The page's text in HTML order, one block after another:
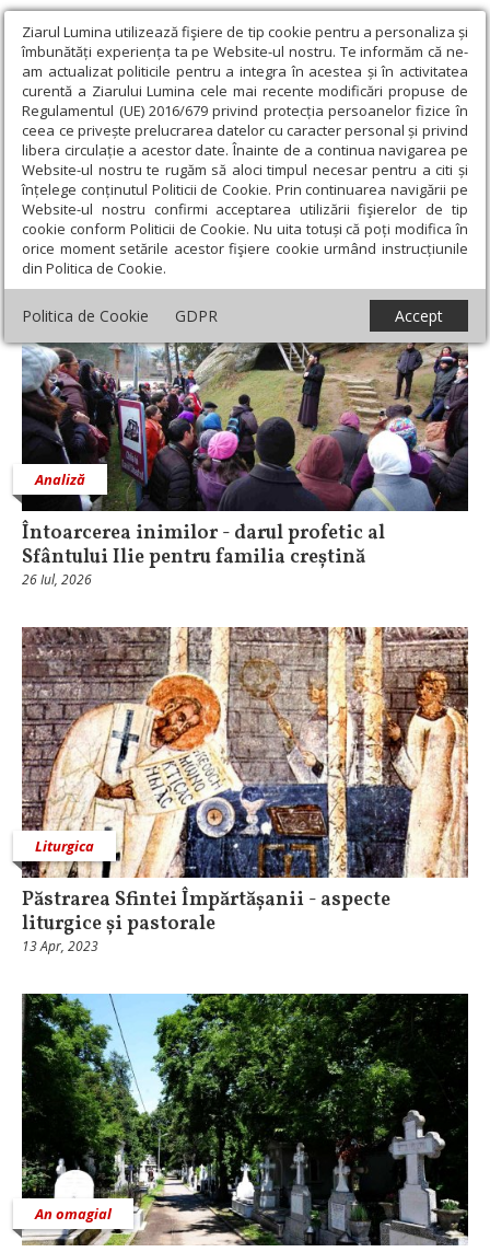
Ziarul Lumina utilizează fişiere de tip cookie pentru a personaliza și
îmbunătăți experiența ta pe Website-ul nostru. Te informăm că ne-
am actualizat politicile pentru a integra în acestea și în activitatea
curentă a Ziarului Lumina cele mai recente modificări propuse de
Regulamentul (UE) 2016/679 privind protecția persoanelor fizice în
ceea ce privește prelucrarea datelor cu caracter personal și privind
libera circulație a acestor date. Înainte de a continua navigarea pe
Website-ul nostru te rugăm să aloci timpul necesar pentru a citi și
înțelege conținutul Politicii de Cookie. Prin continuarea navigării pe
Website-ul nostru confirmi acceptarea utilizării fişierelor de tip
cookie conform Politicii de Cookie. Nu uita totuși că poți modifica în
orice moment setările acestor fişiere cookie urmând instrucțiunile
din Politica de Cookie.
Politica de Cookie GDPR Accept
Ziarul Lumina › Pr. Asist. Dr. Silviu Tudose
Pr. Asist. Dr. Silviu Tudose
Analiză
Întoarcerea inimilor - darul profetic al
Sfântului Ilie pentru familia creștină
26 Iul, 2026
Liturgica
Păstrarea Sfintei Împărtășanii - aspecte
liturgice și pastorale
13 Apr, 2023
An omagial